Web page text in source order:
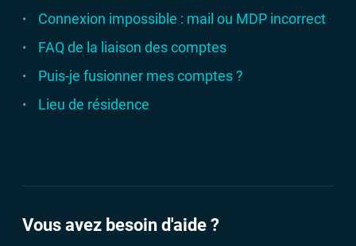
Connexion impossible : mail ou MDP incorrect
FAQ de la liaison des comptes
Puis-je fusionner mes comptes ?
Lieu de résidence
Vous avez besoin d'aide ?